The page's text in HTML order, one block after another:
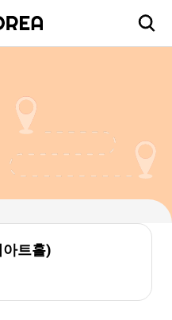
트홀)